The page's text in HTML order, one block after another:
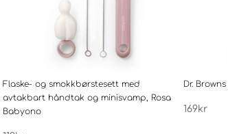
Flaske- og smokkbørstesett med
avtakbart håndtak og minisvamp, Rosa
Babyono
Dr.
169kr